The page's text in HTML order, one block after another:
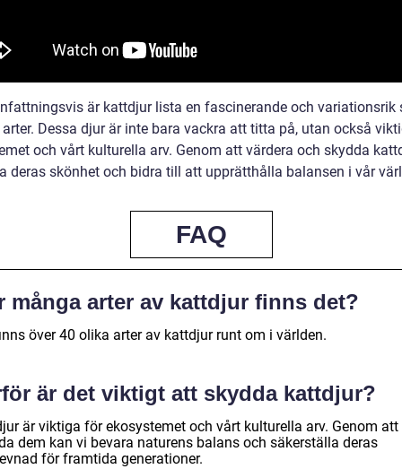
är kattdjur lista en fascinerande och variationsrik
Dessa djur är inte bara vackra att titta på, utan också
och vårt kulturella arv. Genom att värdera och skydda
deras skönhet och bidra till att upprätthålla balansen i vår
FAQ
många arter av kattdjur finns det?
över 40 olika arter av kattdjur runt om i världen.
är det viktigt att skydda kattdjur?
är viktiga för ekosystemet och vårt kulturella arv. Genom att
dem kan vi bevara naturens balans och säkerställa deras
för framtida generationer.